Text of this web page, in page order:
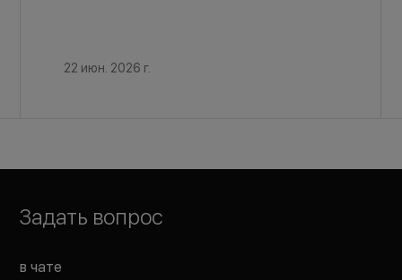
22 июн. 2026 г.
Задать вопрос
в чате